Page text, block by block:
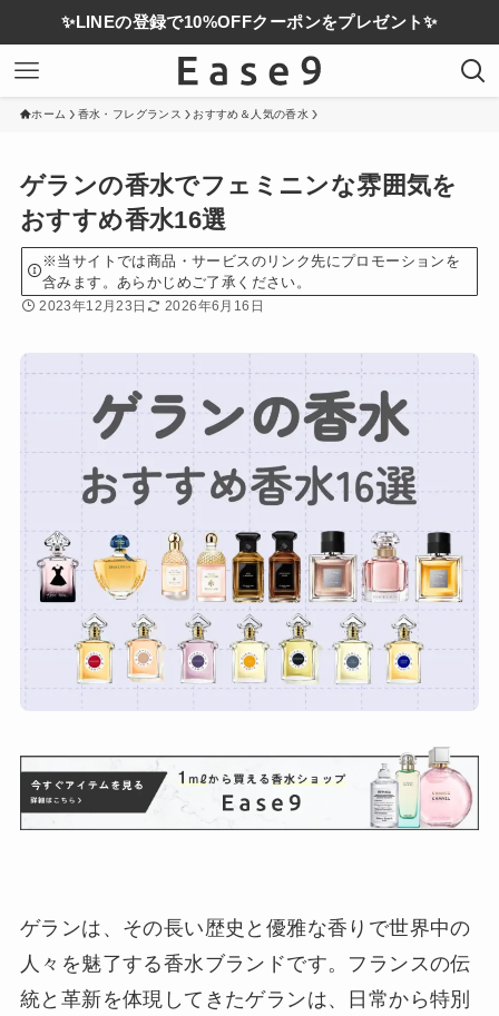
✨LINEの登録で10%OFFクーポンをプレゼント✨
ホーム 香水・フレグランス おすすめ＆人気の香水
ゲランの香水でフェミニンな雰囲気を
おすすめ香水16選
※当サイトでは商品・サービスのリンク先にプロモーションを
含みます。あらかじめご了承ください。
2023年12月23日 2026年6月16日
ゲランは、その長い歴史と優雅な香りで世界中の
人々を魅了する香水ブランドです。フランスの伝
統と革新を体現してきたゲランは、日常から特別